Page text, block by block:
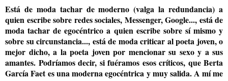
Está de moda tachar de moderno (valga la redundancia) a
quien escribe sobre redes sociales, Messenger, Google..., está de
moda tachar de egocéntrico a quien escribe sobre sí mismo y
sobre su circunstancia..., está de moda criticar al poeta joven, o
mejor dicho, a la poeta joven por mencionar su sexo y a sus
amantes. Podríamos decir, si fuéramos esos críticos, que Berta
García Faet es una moderna egocéntrica y muy salida. A mí me